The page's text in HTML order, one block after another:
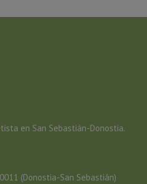
en San Sebastián-Donostia.
(Donostia-San Sebastián)